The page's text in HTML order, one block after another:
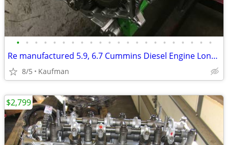
• • • • • • • • • • • • • • • • • • • • • •
Re manufactured 5.9, 6.7 Cummins Diesel Engine Long Blocks
8/5 Kaufman
$2,799